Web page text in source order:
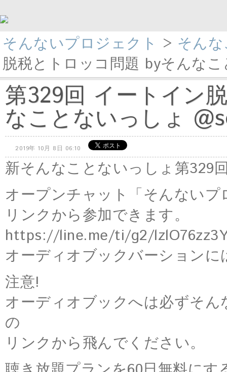
そんないプロジェクト > そん
脱税とトロッコ問題 byそんな
第329回 イートイン
なことないっしょ
2019年 10月 8日 06:10
新そんなことないっしょ第329
オープンチャット「そんない
リンクから参加できます。
https://line.me/ti/g2/
オーディオブックバーション
注意!
オーディオブックへは必ずそ
の
リンクから飛んでください。